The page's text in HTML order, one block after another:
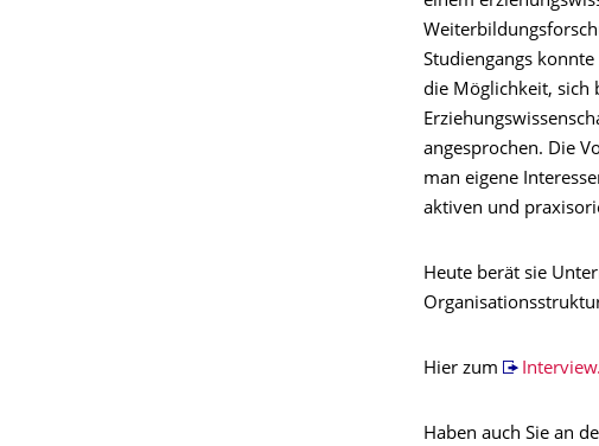
Studiengangs
die Möglichkeit, sich
angesprochen. Die
man eigene
aktiven und
Heute berät sie
Hier zum Interview.
Haben auch Sie an